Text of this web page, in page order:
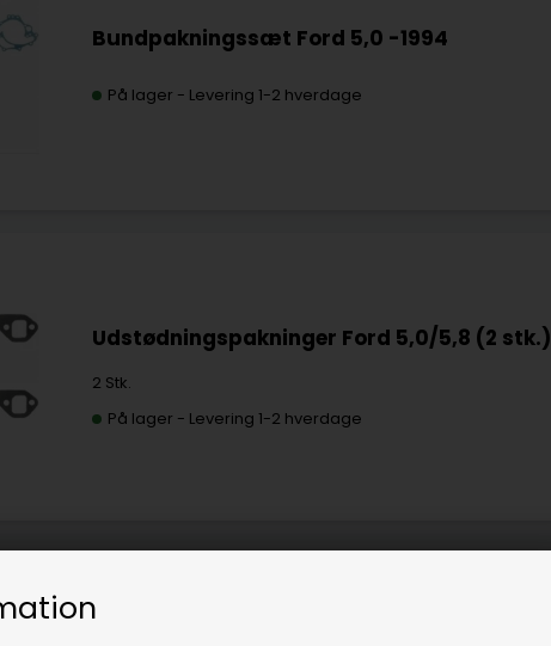
Bundpakningssæt Ford 5,0 -1994
På lager - Levering 1-2 hverdage
Udstødningspakninger Ford 5,0/5,8 (2 stk.)
2 Stk.
På lager - Levering 1-2 hverdage